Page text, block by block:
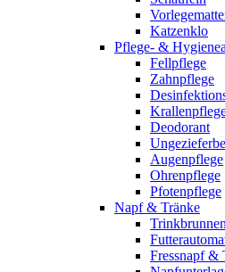
Katzenklo
Pflege- &
Fellpflege
Zahnpflege
Deodorant
Augenpflege
Ohrenpflege
Pfotenpflege
Napf & Tränke
Trinkbrunnen
Fressnapf &